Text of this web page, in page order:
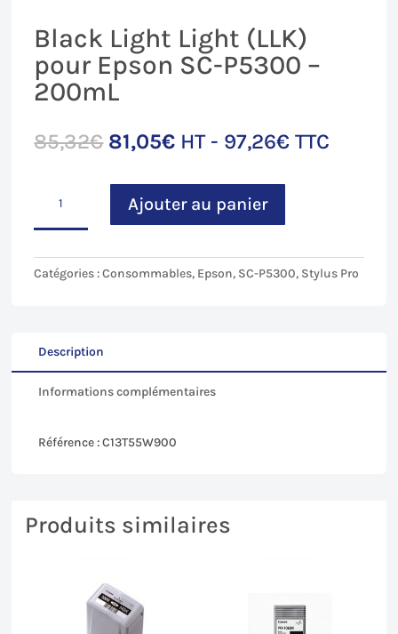
Black Light Light (LLK)
pour Epson SC-P5300 –
200mL
85,32€ Le
initial
était :
85,32€.
81,05€Le
actuel
est :
81,05€.
HT - 97,26€ TTC
Black
Light
SC-
P5300
Ajouter au panier
Catégories : Consommables, Epson, SC-P5300, Stylus Pro
Description
Informations complémentaires
Référence : C13T55W900
Produits similaires